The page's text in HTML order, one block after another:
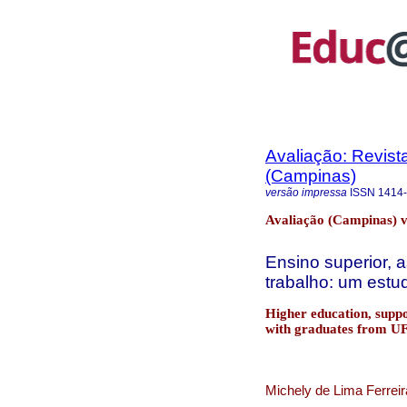
Avaliação:
(Campinas)
versão impressa ISSN
Avaliação (Campinas)
Ensino superior,
trabalho: um
Higher education,
with graduates from
Michely de Lima